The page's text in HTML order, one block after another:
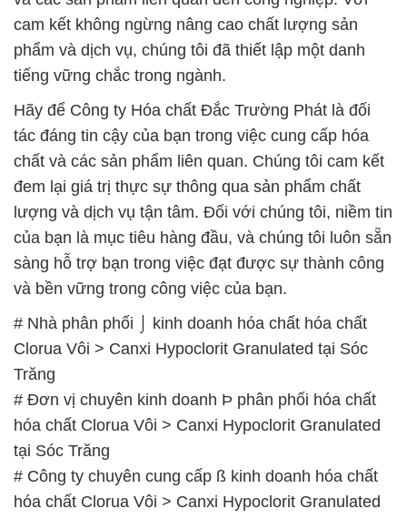
của bạn là mục tiêu hàng đầu, và chúng tôi luôn sẵn
sàng hỗ trợ bạn trong việc đạt được sự thành công
và bền vững trong công việc của bạn.
# Nhà phân phối ⌡ kinh doanh hóa chất hóa chất
Clorua Vôi > Canxi Hypoclorit Granulated tại Sóc
Trăng
# Đơn vị chuyên kinh doanh Þ phân phối hóa chất
hóa chất Clorua Vôi > Canxi Hypoclorit Granulated
tại Sóc Trăng
# Công ty chuyên cung cấp ß kinh doanh hóa chất
hóa chất Clorua Vôi > Canxi Hypoclorit Granulated
# Đơn vị phân phối ♦ bán hóa chất hóa chất Clorua
Vôi > Canxi Hypoclorit Granulated tại Sóc Trăng
# Đơn vị phân phối → cung cấp hóa chất hóa chất
Clorua Vôi > Canxi Hypoclorit Granulated tại Sóc
Trăng
# Địa chỉ bán _ cung ứng hóa chất hóa chất Clorua
Vôi > Canxi Hypoclorit Granulated tại Sóc Trăng
# Địa chỉ bán ♦ cung ứng hóa chất hóa chất Clorua